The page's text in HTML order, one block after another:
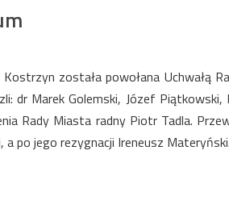
została powołana Uchwałą
dr Marek Golemski, Józef Piątkowski,
Rady Miasta radny Piotr Tadla.
po jego rezygnacji Ireneusz Materyński.